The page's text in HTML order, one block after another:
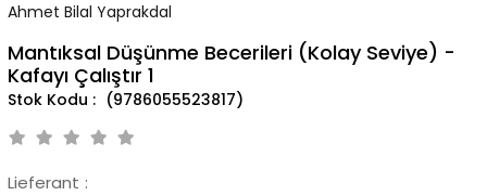
Ahmet Bilal Yaprakdal
Mantıksal Düşünme Becerileri (Kolay Seviye) -
Kafayı Çalıştır 1
(9786055523817)
Lieferant :